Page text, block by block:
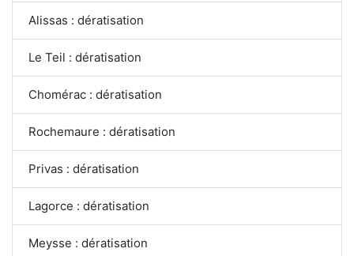
Alissas : dératisation
Le Teil : dératisation
Chomérac : dératisation
Rochemaure : dératisation
Privas : dératisation
Lagorce : dératisation
Meysse : dératisation